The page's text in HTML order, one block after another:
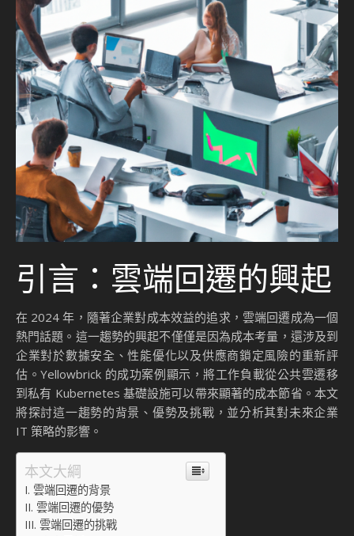
引言：雲端回遷的興起
在 2024 年，隨著企業對成本效益的追求，雲端回遷成為一個
熱門話題。這一趨勢的興起不僅僅是因為成本考量，還涉及到
企業對於數據安全、性能優化以及供應商鎖定風險的重新評
估。Yellowbrick 的成功案例顯示，將工作負載從公共雲遷移
到私有 Kubernetes 基礎設施可以帶來顯著的成本節省。本文
將探討這一趨勢的背景、優勢及挑戰，並分析其對未來企業
IT 策略的影響。
本文大綱
雲端回遷的背景
雲端回遷的優勢
雲端回遷的挑戰